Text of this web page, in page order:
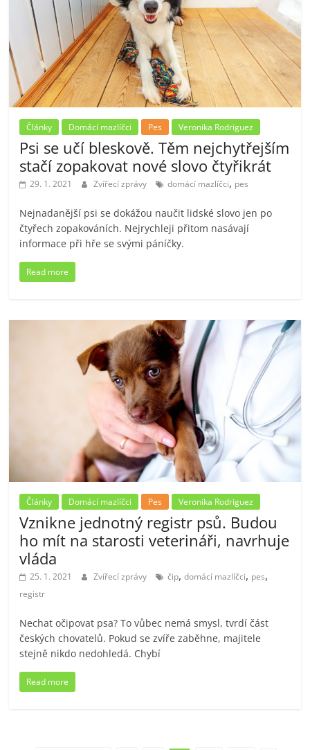
Články Domácí mazlíčci Pes Veronika Rodriguez
Psi se učí bleskově. Těm nejchytřejším
stačí zopakovat nové slovo čtyřikrát
29. 1. 2021 Zvířecí zprávy domácí mazlíčci, pes
Nejnadanější psi se dokážou naučit lidské slovo jen po
čtyřech zopakováních. Nejrychleji přitom nasávají
informace při hře se svými páníčky.
Read more
Články Domácí mazlíčci Pes Veronika Rodriguez
Vznikne jednotný registr psů. Budou
ho mít na starosti veterináři, navrhuje
vláda
25. 1. 2021 Zvířecí zprávy čip,domácí mazlíčci, pes,
registr
Nechat očipovat psa? To vůbec nemá smysl, tvrdí část
českých chovatelů. Pokud se zvíře zaběhne, majitele
stejně nikdo nedohledá. Chybí
Read more